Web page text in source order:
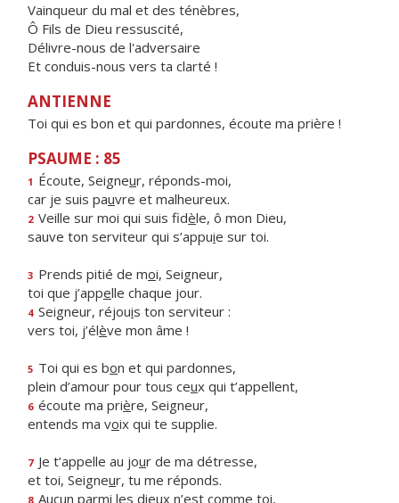
Vainqueur du mal et des ténèbres,
Ô Fils de Dieu ressuscité,
Délivre-nous de l'adversaire
Et conduis-nous vers ta clarté !
ANTIENNE
Toi qui es bon et qui pardonnes, écoute ma prière !
PSAUME : 85
1 Écoute, Seigneur, réponds-moi,
car je suis pauvre et malheureux.
2 Veille sur moi qui suis fidèle, ô mon Dieu,
sauve ton serviteur qui s’appuie sur toi.
3 Prends pitié de moi, Seigneur,
toi que j’appelle chaque jour.
4 Seigneur, réjouis ton serviteur :
vers toi, j’élève mon âme !
5 Toi qui es bon et qui pardonnes,
plein d’amour pour tous ceux qui t’appellent,
6 écoute ma prière, Seigneur,
entends ma voix qui te supplie.
7 Je t’appelle au jour de ma détresse,
et toi, Seigneur, tu me réponds.
8 Aucun parmi les dieux n’est comme toi,